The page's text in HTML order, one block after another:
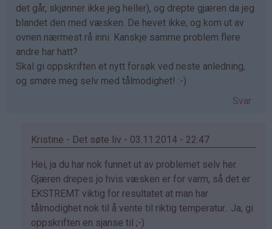
det går, skjønner ikke jeg heller), og drepte gjæren da jeg
blandet den med væsken. De hevet ikke, og kom ut av
ovnen nærmest rå inni. Kanskje samme problem flere
andre har hatt?
Skal gi oppskriften et nytt forsøk ved neste anledning,
og smøre meg selv med tålmodighet! :-)
Svar
Kristine - Det søte liv - 03.11.2014 - 22:47
Som
svar
på
av
Eli
Hei, ja du har nok funnet ut av problemet selv her.
Gjæren drepes jo hvis væsken er for varm, så det er
EKSTREMT viktig for resultatet at man har
tålmodighet nok til å vente til riktig temperatur.. Ja, gi
oppskriften en sjanse til ;-)